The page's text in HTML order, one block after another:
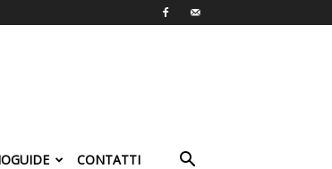
CONTATTI